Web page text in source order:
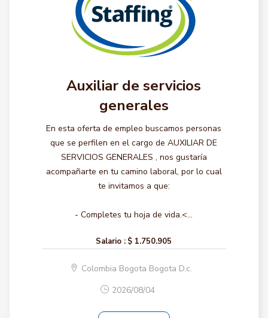
Auxiliar de servicios
generales
En esta oferta de empleo buscamos personas
que se perfilen en el cargo de AUXILIAR DE
SERVICIOS GENERALES , nos gustaría
acompañarte en tu camino laboral, por lo cual
te invitamos a que:
- Completes tu hoja de vida.<...
Salario : $ 1.750.905
Colombia Bogota Bogota D.c.
2026/08/04